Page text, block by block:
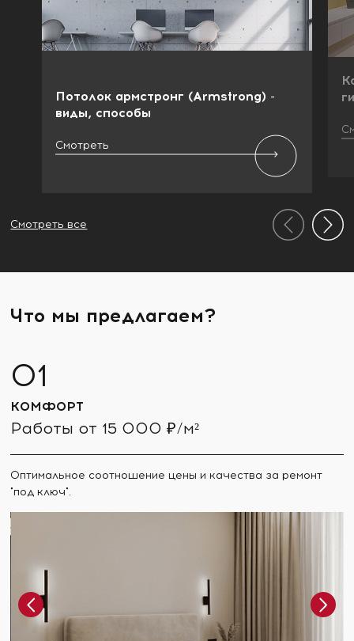
Потолок армстронг (Armstrong) -
виды, способы
Смотреть
Смотреть все
Что мы предлагаем?
КОМФОРТ
Работы от 15 000 ₽/м²
Оптимальное соотношение цены и качества за ремонт
"под ключ".